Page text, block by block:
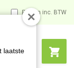
Prijzen inc. BTW
laatste